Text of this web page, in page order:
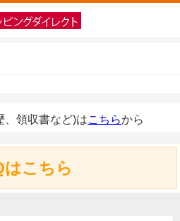
、領収書など)はこちらから
はこちら